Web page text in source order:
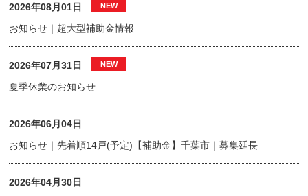
2026年08月01日
お知らせ｜超大型補助金情報
2026年07月31日
夏季休業のお知らせ
2026年06月04日
お知らせ｜先着順14戸(予定)【補助金】千葉市｜募集延長
2026年04月30日